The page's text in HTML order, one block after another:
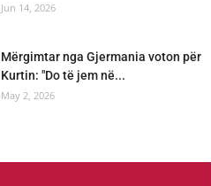
Jun 14, 2026
Mërgimtar nga Gjermania voton për
Kurtin: "Do të jem në...
May 2, 2026